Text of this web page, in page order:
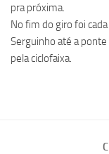
pra próxima.
No fim do giro foi
Serguinho até a ponte
pela ciclofaixa.